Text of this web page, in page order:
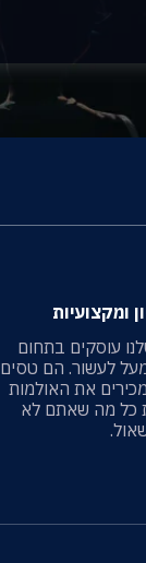
ומקצועיות
עוסקים בתחום
לעשור. הם טסים
את האולמות
כל מה שאתם לא